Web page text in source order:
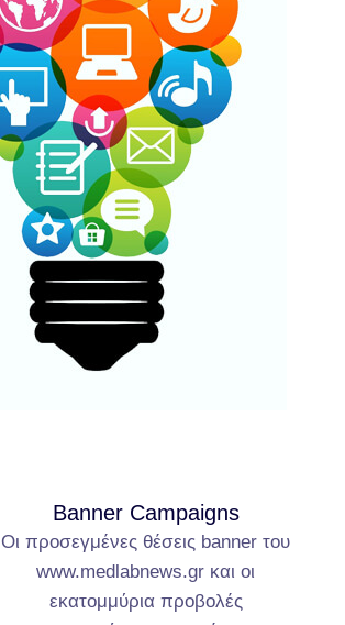
Banner Campaigns
Οι προσεγμένες θέσεις banner του
www.medlabnews.gr και οι
εκατομμύρια προβολές